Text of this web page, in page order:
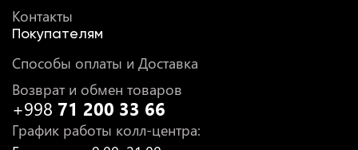
Контакты
Покупателям
Способы оплаты и Доставка
Возврат и обмен товаров
+998 71 200 33 66
График работы колл-центра: